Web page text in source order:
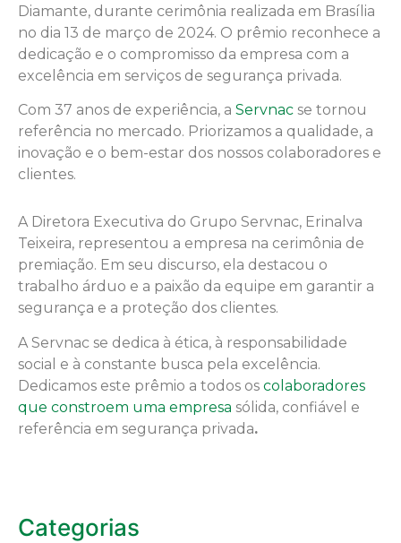
Diamante, durante cerimônia realizada em Brasília
no dia 13 de março de 2024. O prêmio reconhece a
dedicação e o compromisso da empresa com a
excelência em serviços de segurança privada.
Com 37 anos de experiência, a Servnac se tornou
referência no mercado. Priorizamos a qualidade, a
inovação e o bem-estar dos nossos colaboradores e
clientes.
A Diretora Executiva do Grupo Servnac, Erinalva
Teixeira, representou a empresa na cerimônia de
premiação. Em seu discurso, ela destacou o
trabalho árduo e a paixão da equipe em garantir a
segurança e a proteção dos clientes.
A Servnac se dedica à ética, à responsabilidade
social e à constante busca pela excelência.
Dedicamos este prêmio a todos os colaboradores
que constroem uma empresa sólida, confiável e
referência em segurança privada.
Categorias